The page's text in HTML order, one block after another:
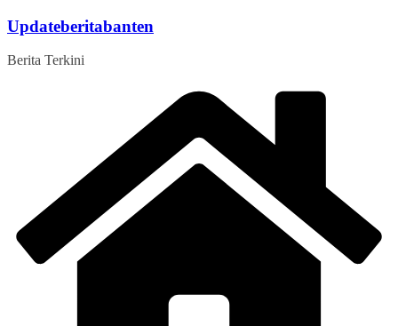
Skip
content
Updateberitabanten
Berita Terkini